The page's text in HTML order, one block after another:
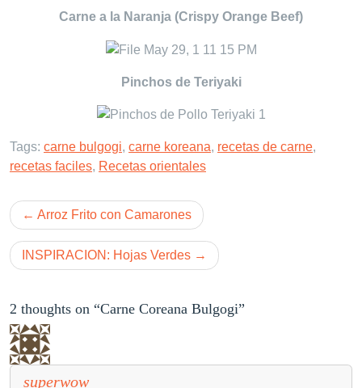
Carne a la Naranja (Crispy Orange Beef)
Pinchos de Teriyaki
Tags: carne bulgogi, carne koreana, recetas de carne,
recetas faciles, Recetas orientales
Post
navigation
Arroz Frito con Camarones
INSPIRACION: Hojas Verdes
2 thoughts on “Carne Coreana Bulgogi”
superwow